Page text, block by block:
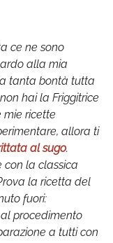
ce ne sono
alla mia
tanta bontà tutta
hai la Friggitrice
mie ricette
allora ti
al sugo.
con la classica
la ricetta del
fuori:
procedimento
a tutti con